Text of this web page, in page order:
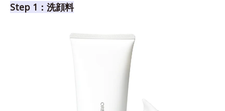
Step 1：洗顔料